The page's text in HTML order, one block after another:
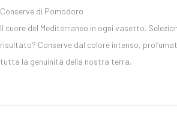
Conserve di Pomodoro
Il cuore del Mediterraneo in ogni vasetto.
risultato? Conserve dal colore intenso,
tutta la genuinità della nostra terra.